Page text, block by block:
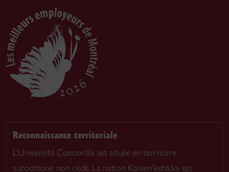
Reconnaissance territoriale
L’Université Concordia est située en territoire
autochtone non cédé. La nation Kanien’kehá:ka est